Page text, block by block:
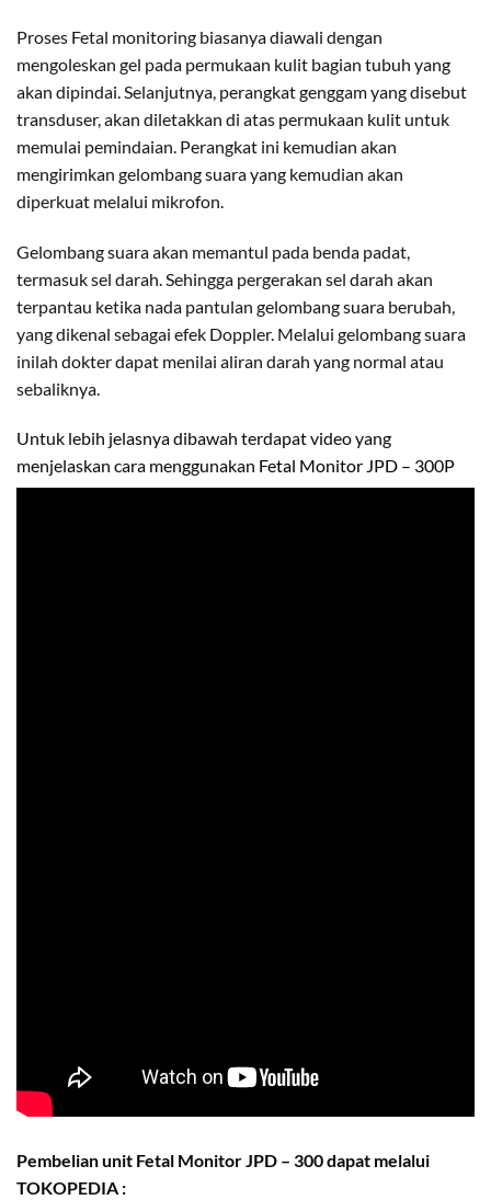
Proses Fetal monitoring biasanya diawali dengan
mengoleskan gel pada permukaan kulit bagian tubuh yang
akan dipindai. Selanjutnya, perangkat genggam yang disebut
transduser, akan diletakkan di atas permukaan kulit untuk
memulai pemindaian. Perangkat ini kemudian akan
mengirimkan gelombang suara yang kemudian akan
diperkuat melalui mikrofon.
Gelombang suara akan memantul pada benda padat,
termasuk sel darah. Sehingga pergerakan sel darah akan
terpantau ketika nada pantulan gelombang suara berubah,
yang dikenal sebagai efek Doppler. Melalui gelombang suara
inilah dokter dapat menilai aliran darah yang normal atau
sebaliknya.
Untuk lebih jelasnya dibawah terdapat video yang
menjelaskan cara menggunakan Fetal Monitor JPD – 300P
Pembelian unit Fetal Monitor JPD – 300 dapat melalui
TOKOPEDIA :